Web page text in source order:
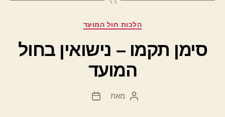
קטגוריות
הלכות חול המועד
סימן תקמו – נישואין בחול
המועד
המחבר
מאת
תאריך